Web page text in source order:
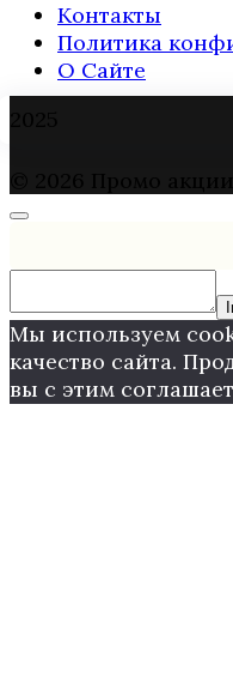
Контакты
Политика
О Сайте
Мы используем
качество сайта.
вы с этим